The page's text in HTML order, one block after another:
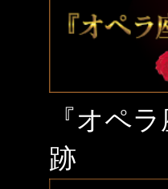
『オペ
跡